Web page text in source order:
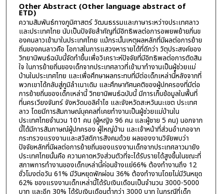
Other Abstract (Other language abstract of
ETD)
ความสัมพันธ์ทางภูมิศาสตร์ วัฒนธรรมและภาษาระหว่างประเทศลาว
และประเทศไทย นับเป็นปัจจัยสำคัญที่มีอิทธิพลต่อการอพยพย้ายภิ่นข
องคนลาวเข้ามาในประเทศไทย แม้กระนั้นเหตุผลหลักที่มีผลต่อการย้าย
ถิ่นของคนลาวคือ โอกาสในการแสวงหารายได้ที่ดีกว่า วัตุประสงค์ของ
วิทยานิพนธ์ฉบับนี้จัดทำขึ้นเพื่อวิเคราะห์ปัจจัยที่มีอิทธิพลต่อการตัดสิน
ใจ ในการย้ายถิ่นของเด็กจากประเทศลาวที่เข้ามาทำงานเป็นผู้ช่วยแม่
บ้านในประเทศไทย และเพื่อศึกษาผลกระทบที่มีต่อเด็กเหล่านี้หลังจากที่
พวกเขาได้กลับสู่ภูมิลำเนาเดิม และศึกษาทัศนคติของผู้ปกครองที่มีต่อ
การย้ายถิ่นของเด็กเหล่านี้ วิทยานิพนธ์ฉบับนี้ มีการเก็บข้อมูลในพื้นที่
ที่นครเวียงจันทร์ จังหวัดบอลิคำไซ และจังหวัดสะหวันนะเขต ประเทศ
ลาว โดยมีการสัมภาษณ์บุคคลที่เคยทำงานเป็นผู้ช่วยแม่บ้านใน
ประเทศไทยจำนวน 101 คน (ผู้หญิง 96 คน และผู้ชาย 5 คน) นอกจาก
นี้ได้มีการสัมภาษณ์ผู้ปกครอง ผู้ใหญ่บ้าน และเจ้าหน้าที่ส่วนอำเภอจาก
กระทรวงแรงงานและสวัสดิการสังคมด้วย ผลของงานวิจัยพบว่า
ปัจจัยหลักที่มีผลต่อการย้ายถิ่นของแรงงานเด็กจากประเทศลาวมายัง
ประเทศไทยนั้นคือ ความคาดหวังส่วนตัวที่จะได้รับรายได้สูงขึ้นในขณะที่
สภาพการทำงานของเด็กเหล่านี้ค่อนข้างแย่66% ต้องทำงานถึง 12
ชั่วโมงต่อวัน 61% มีวันหยุดพักผ่อน 36% ต้องทำงานโดยไม่มีวันหยุด
62% ของแรงงานเด็กเหล่านี้ได้รับเงินเดือนเป็นจำนวน 3000-5000
บาท และอีก 30% ได้รับเงินเดือนต่ำกว่า 3000 บาท ในกรณีที่เด็ก